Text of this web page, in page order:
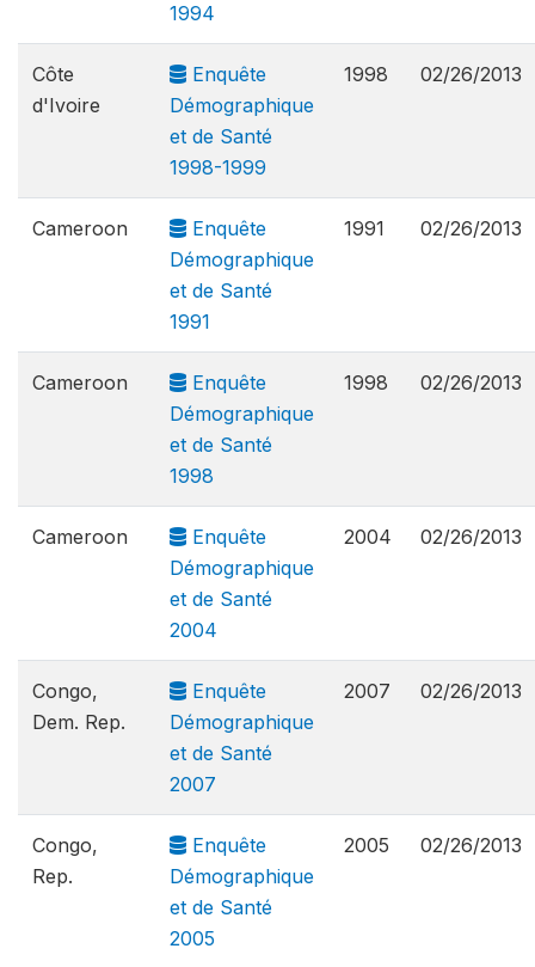
1994
Côte
d'Ivoire
Enquête
Démographique
et de Santé
1998-1999
1998 02/26/2013
Cameroon
Enquête
Démographique
et de Santé
1991
1991 02/26/2013
Cameroon
Enquête
Démographique
et de Santé
1998
1998 02/26/2013
Cameroon
Enquête
Démographique
et de Santé
2004
2004 02/26/2013
Congo,
Dem. Rep.
Enquête
Démographique
et de Santé
2007
2007 02/26/2013
Congo,
Rep.
Enquête
Démographique
et de Santé
2005
2005 02/26/2013